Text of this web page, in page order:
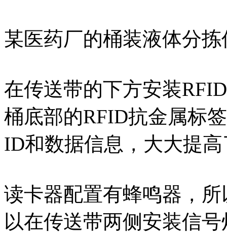
某医药厂的桶装液体分拣
在传送带的下方安装
桶底部的RFID抗金属标
ID和数据信息，大大提
读卡器配置有蜂鸣器，
以在传送带两侧安装信